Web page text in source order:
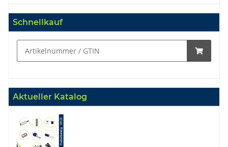
Schnellkauf
Aktueller Katalog